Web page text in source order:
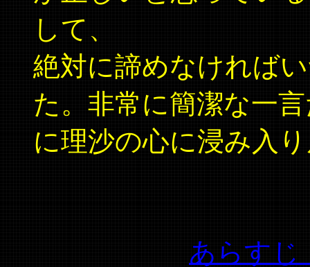
して、
絶対に諦めなければ
た。非常に簡潔な一
に理沙の心に浸み入
あらすじ